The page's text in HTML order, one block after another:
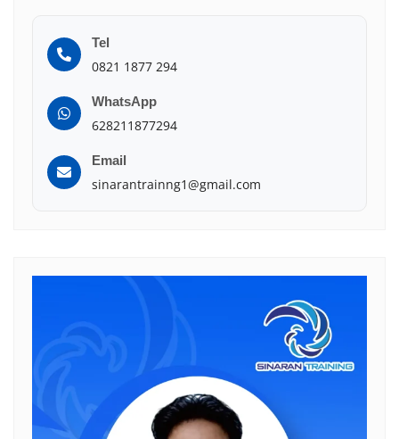
Tel
0821 1877 294
WhatsApp
628211877294
Email
sinarantrainng1@gmail.com